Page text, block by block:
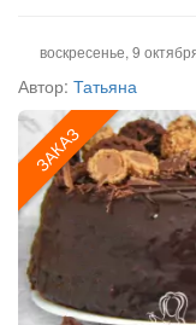
воскресенье, 9
Автор: Татьяна
ЗАКАЗ